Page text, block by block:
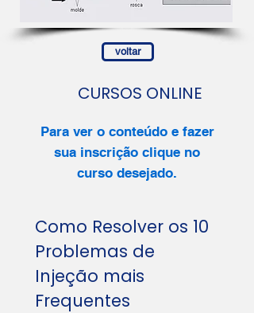
voltar
CURSOS ONLINE
Para ver o conteúdo e fazer
sua inscrição clique no
curso desejado.
Como Resolver os 10
Problemas de
Injeção mais
Frequentes